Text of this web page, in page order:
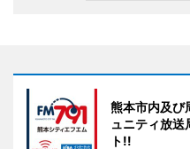
熊本市内及び
ュニティ放送
ト!!